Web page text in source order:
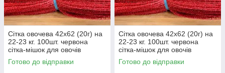
Сітка овочева 42х62 (20г) на
22-23 кг. 100шт. червона
сітка-мішок для овочів
Готово до відправки
Сітка овочева 42х62 (20г) на
22-23 кг. 100шт. червона
сітка-мішок для овочів
Готово до відправки